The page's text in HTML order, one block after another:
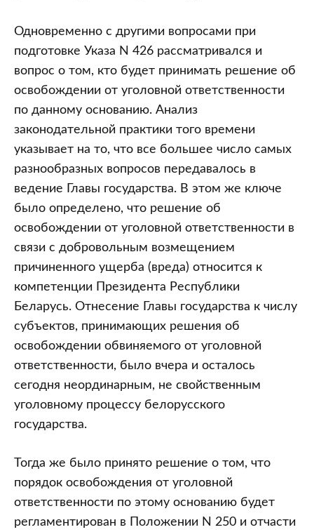
Одновременно с другими вопросами при
подготовке Указа N 426 рассматривался и
вопрос о том, кто будет принимать решение об
освобождении от уголовной ответственности
по данному основанию. Анализ
законодательной практики того времени
указывает на то, что все большее число самых
разнообразных вопросов передавалось в
ведение Главы государства. В этом же ключе
было определено, что решение об
освобождении от уголовной ответственности в
связи с добровольным возмещением
причиненного ущерба (вреда) относится к
компетенции Президента Республики
Беларусь. Отнесение Главы государства к числу
субъектов, принимающих решения об
освобождении обвиняемого от уголовной
ответственности, было вчера и осталось
сегодня неординарным, не свойственным
уголовному процессу белорусского
государства.
Тогда же было принято решение о том, что
порядок освобождения от уголовной
ответственности по этому основанию будет
регламентирован в Положении N 250 и отчасти